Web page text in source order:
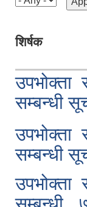
शिर्षक
उपभोक्ता
सम्बन्धी
उपभोक्ता
सम्बन्धी
उपभोक्ता